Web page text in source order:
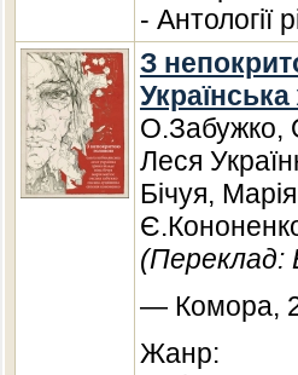
- Антології
З
О.Забужко,
Леся
Бічуя,
(Переклад:
— Комора,
Жанр: